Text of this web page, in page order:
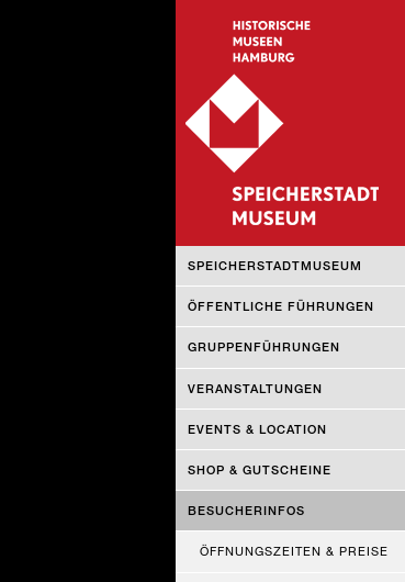
NAVIGATION
SPEICHERSTADTMUSEUM
ÖFFENTLICHE FÜHRUNGEN
GRUPPENFÜHRUNGEN
VERANSTALTUNGEN
EVENTS & LOCATION
SHOP & GUTSCHEINE
BESUCHERINFOS
ÖFFNUNGSZEITEN & PREISE